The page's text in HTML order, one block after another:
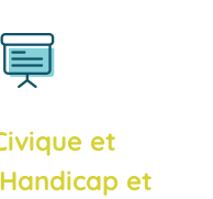
et
et